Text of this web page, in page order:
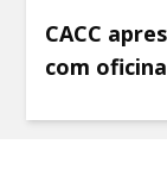
CACC
com